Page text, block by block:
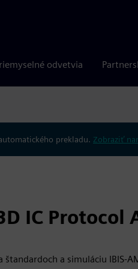
odvetvia
prekladu. Zobraziť
IC Protocol
a simuláciu IBIS-